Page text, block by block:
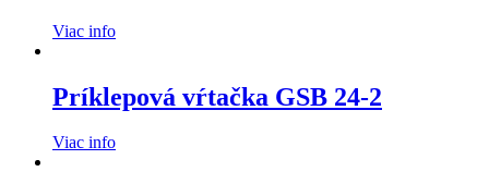
Viac info
Príklepová vŕtačka GSB 24-2
Viac info